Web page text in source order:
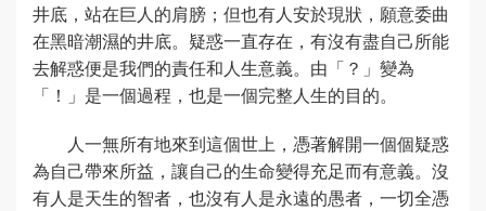
井底，站在巨人的肩膀；但也有人安於現狀，願意委曲
在黑暗潮濕的井底。疑惑一直存在，有沒有盡自己所能
去解惑便是我們的責任和人生意義。由「？」變為
「！」是一個過程，也是一個完整人生的目的。
人一無所有地來到這個世上，憑著解開一個個疑惑
為自己帶來所益，讓自己的生命變得充足而有意義。沒
有人是天生的智者，也沒有人是永遠的愚者，一切全憑